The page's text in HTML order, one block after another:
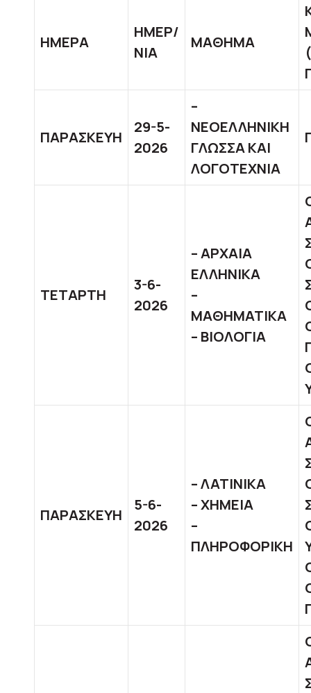
ΗΜΕΡΑ
ΗΜΕΡ/
ΝΙΑ
ΜΑΘΗΜΑ
ΠΑΡΑΣΚΕΥΗ
29-5-
2026
–
ΝΕΟΕΛΛΗΝΙΚΗ
ΓΛΩΣΣΑ ΚΑΙ
ΛΟΓΟΤΕΧΝΙΑ
ΤΕΤΑΡΤΗ
3-6-
2026
– ΑΡΧΑΙΑ
ΕΛΛΗΝΙΚΑ
–
ΜΑΘΗΜΑΤΙΚΑ
– ΒΙΟΛΟΓΙΑ
ΠΑΡΑΣΚΕΥΗ
5-6-
2026
– ΛΑΤΙΝΙΚΑ
– ΧΗΜΕΙΑ
–
ΠΛΗΡΟΦΟΡΙΚΗ